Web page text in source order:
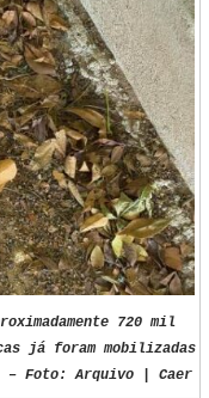
720 mil
já foram mobilizadas
– Foto: Arquivo | Caer